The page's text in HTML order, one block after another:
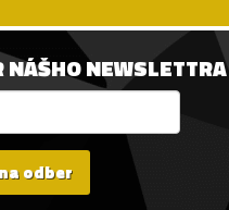
NEWSLETTRA
odber